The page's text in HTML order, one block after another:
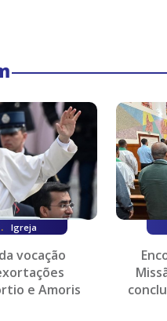
. Igreja
vocação
e Amoris